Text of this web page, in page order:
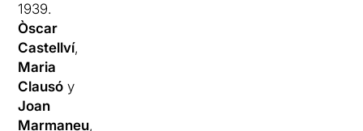
1939.
Òscar
Castellví,
Maria
Clausó y
Joan
Marmaneu,